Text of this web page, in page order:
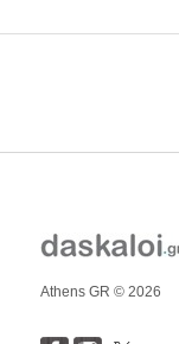
Athens GR © 2026